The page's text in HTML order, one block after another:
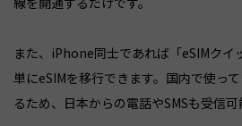
また、iPhone同士であれば「eSIMクイ
単にeSIMを移行できます。国内で使っ
るため、日本からの電話やSMSも受信可